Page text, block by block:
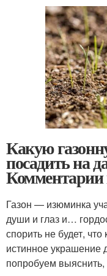
Какую
посадить на
Комментарии
Газон — изюминка
души и глаз и…
спорить не будет,
истинное украшение
попробуем